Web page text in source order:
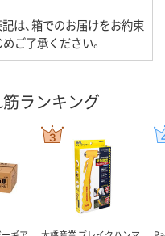
記は、箱でのお届けをお約束
ご了承ください。
ランキング